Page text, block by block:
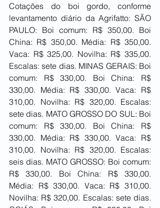
Cotações do boi gordo, conforme
levantamento diário da Agrifatto: SÃO
PAULO: Boi comum: R$ 350,00. Boi
China: R$ 350,00. Média: R$ 350,00.
Vaca: R$ 325,00. Novilha: R$ 335,00.
Escalas: sete dias. MINAS GERAIS: Boi
comum: R$ 330,00. Boi China: R$
330,00. Média: R$ 330,00. Vaca: R$
310,00. Novilha: R$ 320,00. Escalas:
sete dias. MATO GROSSO DO SUL: Boi
comum: R$ 330,00. Boi China: R$
330,00. Média: R$ 330,00. Vaca: R$
310,00. Novilha: R$ 320,00. Escalas:
seis dias. MATO GROSSO: Boi comum:
R$ 330,00. Boi China: R$ 330,00.
Média: R$ 330,00. Vaca: R$ 310,00.
Novilha: R$ 320,00. Escalas: sete dias.